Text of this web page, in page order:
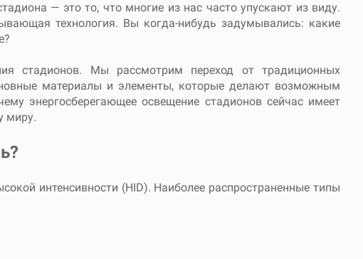
— это то, что многие из нас часто упускают из виду.
технология. Вы когда-нибудь задумывались: какие
стадионов. Мы рассмотрим переход от традиционных
материалы и элементы, которые делают возможным
энергосберегающее освещение стадионов сейчас имеет
миру.
интенсивности (HID). Наиболее распространенные типы